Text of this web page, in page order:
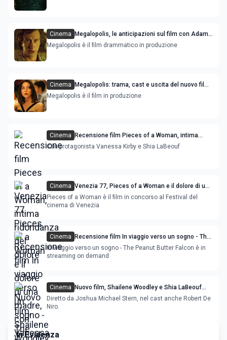
Cinema
Megalopolis, le anticipazioni sul film con Adam
Driver diretto da Francis Ford Coppola
Megalopolis è il film drammatico in produzione
Cinema
Megalopolis: trama, cast e uscita del nuovo film
di Francis Ford Coppola con Aubrey Plaza
Megalopolis è il film in produzione
Cinema
Recensione film Pieces of a Woman, intima
ridondanza del dolore
Con protagonista Vanessa Kirby e Shia LaBeouf
Cinema Venezia 77, Pieces of a Woman e il dolore di una
madre, con Vanessa Kirby e Shia LaBeouf
Pieces of a Woman è il film in concorso al Festival del
cinema di Venezia
Cinema
Recensione film In viaggio verso un sogno - The
Peanut Butter Falcon
In viaggio verso un sogno - The Peanut Butter Falcon è in
streaming on demand
Cinema
Nuovo film, Shailene Woodley e Shia LaBeouf
protagonisti di After Exile
Diretto da Joshua Michael Stern, nel cast anche Robert De
Niro.
In Evidenza